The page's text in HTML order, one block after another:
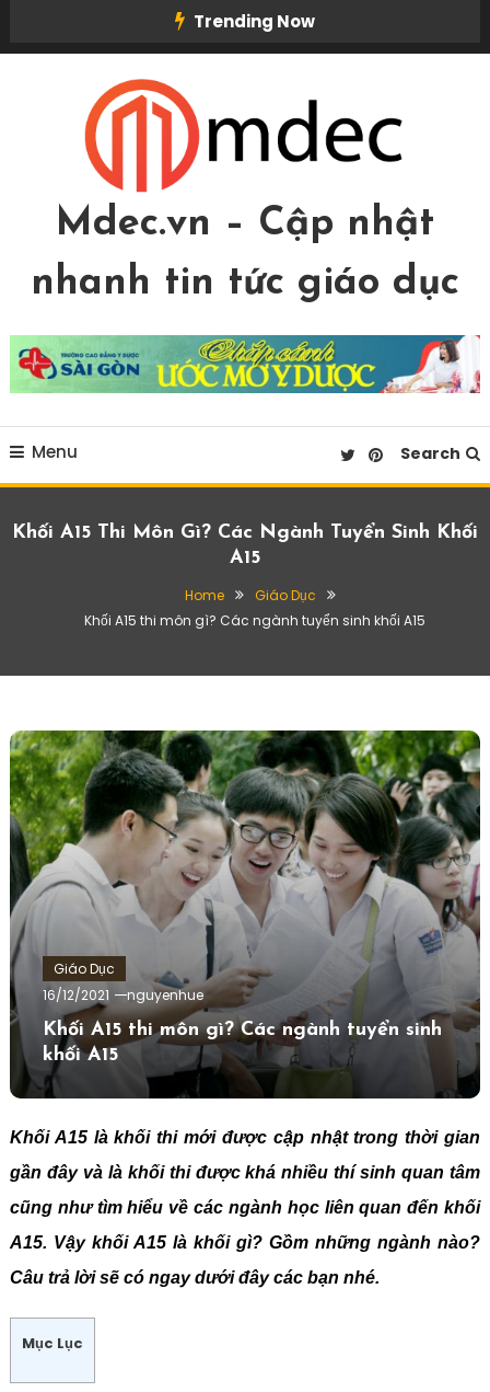
Trending Now
Mdec.vn – Cập nhật
nhanh tin tức giáo dục
Menu Search
Khối A15 Thi Môn Gì? Các Ngành Tuyển Sinh Khối
A15
Home
Giáo Dục
Khối A15 thi môn gì? Các ngành tuyển sinh khối A15
Giáo Dục
16/12/2021
nguyenhue
Khối A15 thi môn gì? Các ngành tuyển sinh
khối A15
Khối A15 là khối thi mới được cập nhật trong thời gian
gần đây và là khối thi được khá nhiều thí sinh quan tâm
cũng như tìm hiểu về các ngành học liên quan đến khối
A15. Vậy khối A15 là khối gì? Gồm những ngành nào?
Câu trả lời sẽ có ngay dưới đây các bạn nhé.
Mục Lục